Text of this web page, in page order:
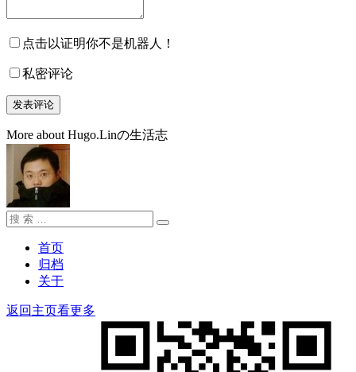
点击以证明你不是机器人！
私密评论
More about Hugo.Linの生活志
搜
搜
首页
归档
关于
返回主页看更多